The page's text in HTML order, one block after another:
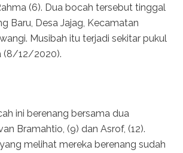
(6). Dua bocah tersebut tinggal
Baru, Desa Jajag, Kecamatan
Musibah itu terjadi sekitar pukul
(8/12/2020).
ini berenang bersama dua
Bramahtio, (9) dan Asrof, (12).
melihat mereka berenang sudah